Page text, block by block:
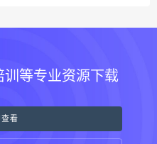
训等专业资源下载
查看